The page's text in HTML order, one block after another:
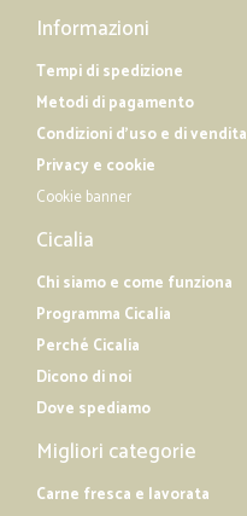
Informazioni
Tempi di spedizione
Metodi di pagamento
Condizioni d'uso e di vendita
Privacy e cookie
Cookie banner
Cicalia
Chi siamo e come funziona
Programma Cicalia
Perché Cicalia
Dicono di noi
Dove spediamo
Migliori categorie
Carne fresca e lavorata